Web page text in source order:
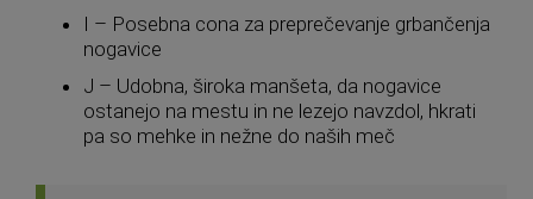
I – Posebna cona za preprečevanje grbančenja
nogavice
J – Udobna, široka manšeta, da nogavice
ostanejo na mestu in ne lezejo navzdol, hkrati
pa so mehke in nežne do naših meč